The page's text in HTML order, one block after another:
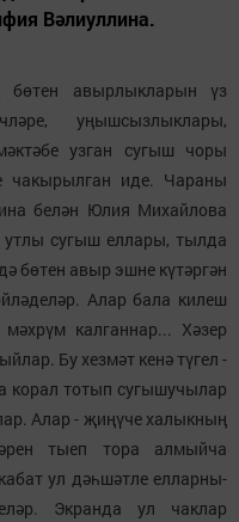
Вәлиуллина.
авырлыкларын үз
уңышсызлыклары,
узган сугыш чоры
чакырылган иде. Чараны
белән Юлия Михайлова
сугыш еллары, тылда
бөтен авыр эшне күтәргән
Алар бала килеш
калганнар... Хәзер
Бу хезмәт кенә түгел -
корал тотып сугышучылар
Алар - җиңүче халыкның
тыеп тора алмыйча
ул дәһшәтле елларны-
Экранда ул чаклар